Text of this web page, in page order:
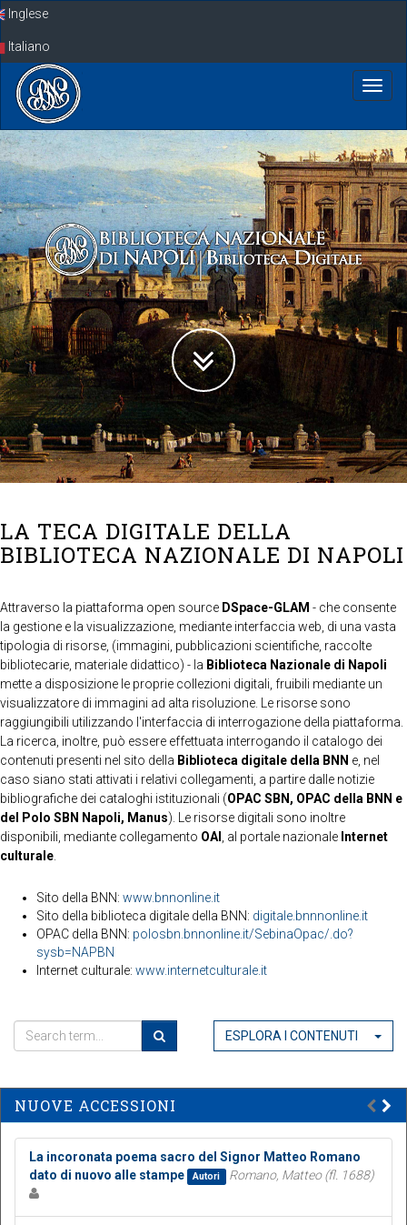
SkipInglese
Italiano
LA TECA DIGITALE DELLA
BIBLIOTECA NAZIONALE DI NAPOLI
Attraverso la piattaforma open source DSpace-GLAM - che consente
la gestione e la visualizzazione, mediante interfaccia web, di una vasta
tipologia di risorse, (immagini, pubblicazioni scientifiche, raccolte
bibliotecarie, materiale didattico) - la Biblioteca Nazionale di Napoli
mette a disposizione le proprie collezioni digitali, fruibili mediante un
visualizzatore di immagini ad alta risoluzione. Le risorse sono
raggiungibili utilizzando l'interfaccia di interrogazione della piattaforma.
La ricerca, inoltre, può essere effettuata interrogando il catalogo dei
contenuti presenti nel sito della Biblioteca digitale della BNN e, nel
caso siano stati attivati i relativi collegamenti, a partire dalle notizie
bibliografiche dei cataloghi istituzionali (OPAC SBN, OPAC della BNN e
del Polo SBN Napoli, Manus). Le risorse digitali sono inoltre
disponibili, mediante collegamento OAI , al portale nazionale Internet
culturale
Sito della BNN: www.bnnonline.it
Sito della biblioteca digitale della BNN: digitale.bnnnonline.it
OPAC della BNN: polosbn.bnnonline.it/SebinaOpac/.do?
sysb=NAPBN
Internet culturale: www.internetculturale.it
ESPLORA I CONTENUTI
NUOVE ACCESSIONI
La incoronata poema sacro del Signor Matteo Romano
dato di nuovo alle stampe
Autori Romano, Matteo (fl. 1688)